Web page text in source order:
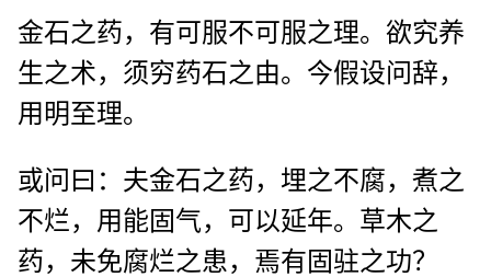
金石之药，有可服不可服之理。欲究养
生之术，须穷药石之由。今假设问辞，
用明至理。
或问曰：夫金石之药，埋之不腐，煮之
不烂，用能固气，可以延年。草木之
药，未免腐烂之患，焉有固驻之功？